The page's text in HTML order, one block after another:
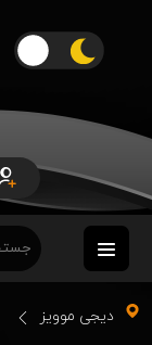
دیجی موویز